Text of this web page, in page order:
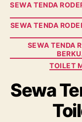
SEWA TENDA
SEWA TENDA
SEWA TENDA
TOILET
Sewa